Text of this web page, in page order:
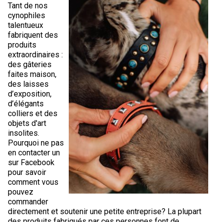
Corgi gallois (Cardigan)
Corgi gallois (Pembroke)
Pumi
Lapphund suédois
Rhodesian ridgeback
Lévrier persan
Shikoku
Whippet
Chien nu du Pérou (Perro Sin Pelo Del Peru)
Épagneul des champs
Épagneul français
Épagneul d’eau irlandais
Épagneul Sussex
Épagneul springer gallois
Spinone italiano
Vizsla à poil lisse
Vizsla à poil dur
Terrier wheaten à poil doux
Bull terrier du Staffordshire
Terrier gallois
Terrier blanc du West Highland
Mâtin napolitain
Terre-Neuve
Chien d’eau portugais
Rottweiler
Samoyède
Schnauzer (géant)
Schnauzer (standard)
Husky sibérien
Tant de nos
cynophiles
talentueux
fabriquent des
produits
extraordinaires :
des gâteries
faites maison,
des laisses
d’exposition,
d’élégants
colliers et des
objets d'art
insolites.
Pourquoi ne pas
en contacter un
sur Facebook
pour savoir
comment vous
pouvez
commander
directement et soutenir une petite entreprise? La plupart